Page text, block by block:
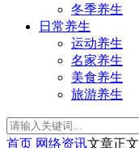
冬季养生
日常养生
运动养生
名家养生
美食养生
旅游养生
首页 网络资讯文章正文